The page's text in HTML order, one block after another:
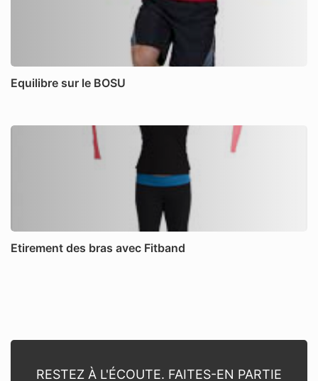
Equilibre sur le BOSU
Etirement des bras avec Fitband
RESTEZ À L'ÉCOUTE. FAITES-EN PARTIE